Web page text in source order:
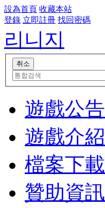
設為首頁 收藏本站
登錄 立即註冊 找回密碼
리니지
遊戲公告
遊戲介紹
檔案下載
贊助資訊